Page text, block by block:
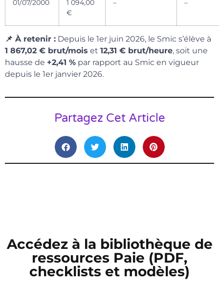
01/07/2000
1 094,00
€
– –
📌 À retenir : Depuis le 1er juin 2026, le Smic s’élève à
1 867,02 € brut/mois et 12,31 € brut/heure, soit une
hausse de +2,41 % par rapport au Smic en vigueur
depuis le 1er janvier 2026.
Partagez Cet Article
Accédez à la bibliothèque de
ressources Paie (PDF,
checklists et modèles)